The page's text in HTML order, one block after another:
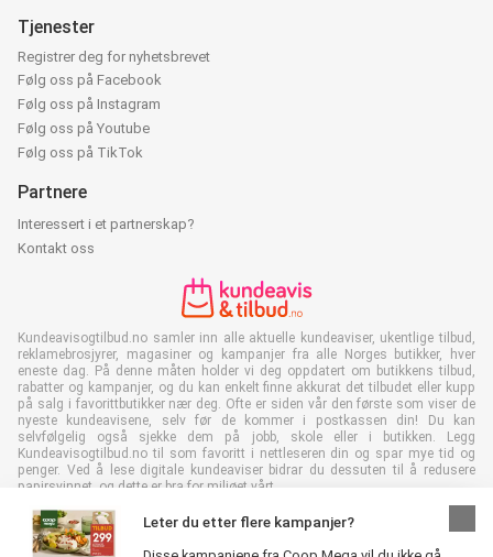
Leter du etter flere kampanjer?
Tjenester
Registrer deg for nyhetsbrevet
Følg oss på Facebook
Følg oss på Instagram
Følg oss på Youtube
Følg oss på TikTok
Partnere
Interessert i et partnerskap?
Kontakt oss
Kundeavisogtilbud.no samler inn alle aktuelle kundeaviser, ukentlige tilbud,
reklamebrosjyrer, magasiner og kampanjer fra alle Norges butikker, hver
eneste dag. På denne måten holder vi deg oppdatert om butikkens tilbud,
rabatter og kampanjer, og du kan enkelt finne akkurat det tilbudet eller kupp
på salg i favorittbutikker nær deg. Ofte er siden vår den første som viser de
nyeste kundeavisene, selv før de kommer i postkassen din! Du kan
selvfølgelig også sjekke dem på jobb, skole eller i butikken. Legg
Kundeavisogtilbud.no til som favoritt i nettleseren din og spar mye tid og
penger. Ved å lese digitale kundeaviser bidrar du dessuten til å redusere
papirsvinnet, og dette er bra for miljøet vårt.